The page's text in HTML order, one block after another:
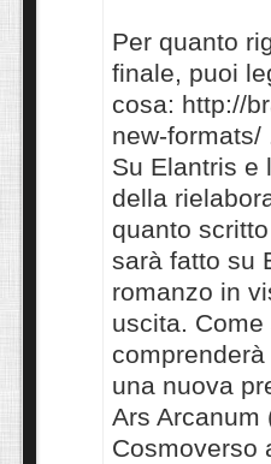
Per quanto
finale, puoi
cosa: http://
new-formats/
Su Elantris e
della
quanto
sarà fatto su
romanzo in
uscita.
una nuova
Ars Arcanum
Cosmoverso